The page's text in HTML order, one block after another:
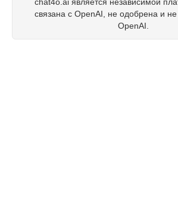
chat4o.ai является независимой
связана с OpenAI, не одобрена и не
OpenAI.